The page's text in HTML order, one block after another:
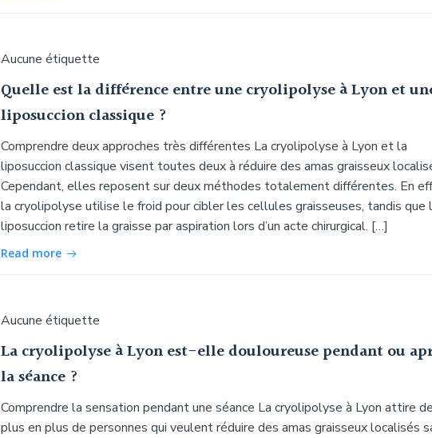
Aucune étiquette
Quelle est la différence entre une cryolipolyse à Lyon et
liposuccion classique ?
Comprendre deux approches très différentes La cryolipolyse à Lyon et la
liposuccion classique visent toutes deux à réduire des amas graisseux
Cependant, elles reposent sur deux méthodes totalement différentes. En
la cryolipolyse utilise le froid pour cibler les cellules graisseuses, tandis que
liposuccion retire la graisse par aspiration lors d’un acte chirurgical. […]
Read more
Aucune étiquette
La cryolipolyse à Lyon est-elle douloureuse pendant ou
la séance ?
Comprendre la sensation pendant une séance La cryolipolyse à Lyon attire de
plus en plus de personnes qui veulent réduire des amas graisseux localisés